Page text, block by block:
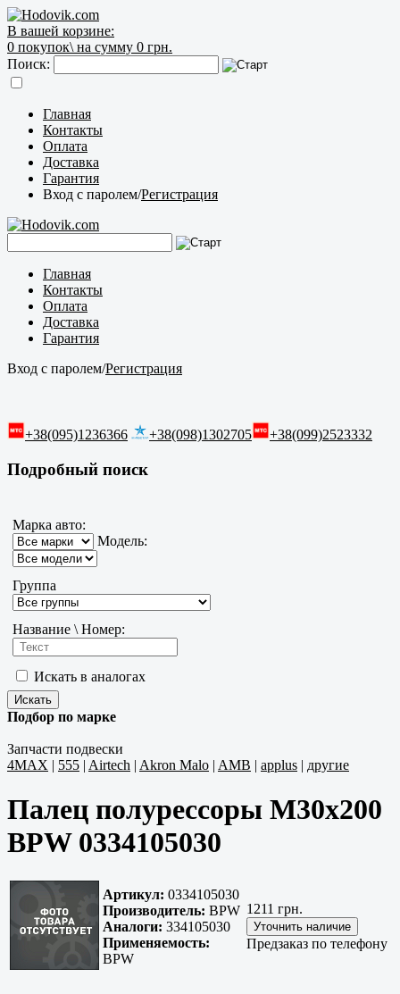
В вашей корзине:
0 покупок\ на сумму 0 грн.
Поиск:
Главная
Контакты
Оплата
Доставка
Гарантия
Вход с паролем/Регистрация
Главная
Контакты
Оплата
Доставка
Гарантия
Вход с паролем/Регистрация
+38(095)1236366 +38(098)1302705 +38(099)2523332
Подробный поиск
Марка авто:
Модель:
Группа
Название \ Номер:
Искать в аналогах
Подбор по марке
Запчасти подвески
4MAX | 555 | Airtech | Akron Malo | AMB | applus | другие
Палец полурессоры М30x200
BPW 0334105030
Артикул: 0334105030
Производитель: BPW
Аналоги: 334105030
Применяемость:
BPW
1211 грн.
Предзаказ по телефону